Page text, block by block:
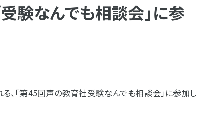
験なんでも相談会」に参
る、「第45回声の教育社受験なんでも相談会」に参加し